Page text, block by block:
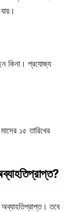
কিনা। প্রযোজ্য
১৫ তারিখের
তবে